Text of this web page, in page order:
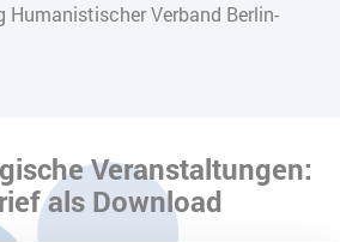
Humanistischer Verband Berlin-
Veranstaltungen:
als Download